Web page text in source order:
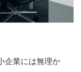
企業には無理か